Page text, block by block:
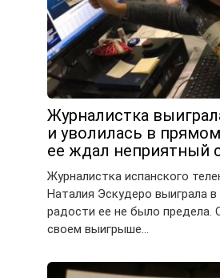
Журналистка
и уволилась в
ее ждал неприятный
Журналистка испанского
Наталия Эскудеро выиграла
радости ее не было предела.
своем выигрыше…